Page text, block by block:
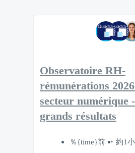
Observatoire RH-
rémunérations
secteur numérique
grands résultats
％{time}前 約1